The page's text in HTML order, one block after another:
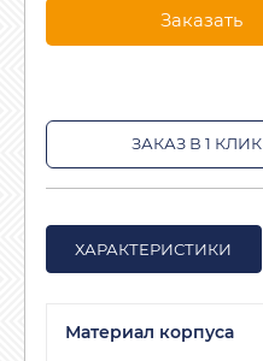
Заказать
ЗАКАЗ В 1 КЛИК
ХАРАКТЕРИСТИКИ
Материал корпуса